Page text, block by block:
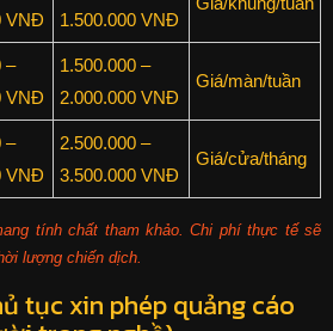
VNĐ
1.500.000 VNĐ
–
VNĐ
1.500.000 –
2.000.000 VNĐ
Giá/màn/tuần
–
VNĐ
2.500.000 –
3.500.000 VNĐ
Giá/cửa/tháng
tính chất tham khảo. Chi phí thực tế sẽ
lượng chiến dịch.
tục xin phép quảng cáo